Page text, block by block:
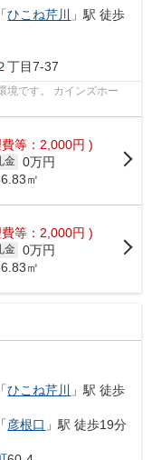
「ひこね芹川
」駅 徒歩
丁目7-37
境です。 カインズホー
等：2,000円 )
金 0万円
㎡
等：2,000円 )
金 0万円
㎡
「ひこね芹川
」駅 徒歩
「彦根口 」駅 徒歩19分